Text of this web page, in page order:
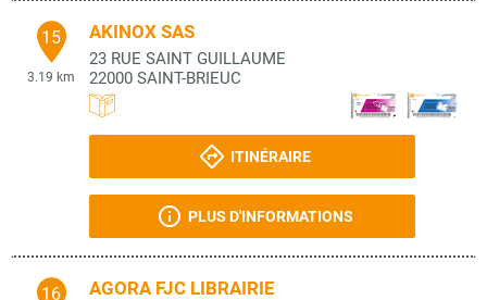
15
3.19 km
AKINOX SAS
23 RUE SAINT GUILLAUME
22000 SAINT-BRIEUC
ITINÉRAIRE
PLUS D'INFORMATIONS
16 AGORA FJC LIBRAIRIE